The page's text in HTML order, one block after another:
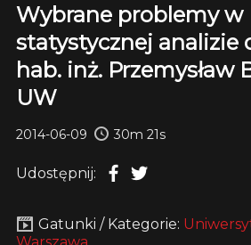
Wybrane problemy w
statystycznej analizie
hab. inż. Przemysław
UW
2014-06-09 30m 21s
Udostępnij:
Gatunki / Kategorie:
Warszawa